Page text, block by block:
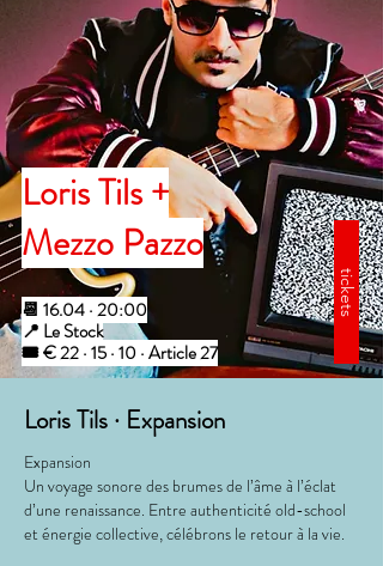
Loris Tils +
Mezzo Pazzo
📆 16.04 · 20:00
📍 Le Stock
🎟️ € 22 · 15 · 10 · Article 27
tickets
Loris Tils · Expansion
Expansion
Un voyage sonore des brumes de l’âme à l’éclat
d’une renaissance. Entre authenticité old-school
et énergie collective, célébrons le retour à la vie.